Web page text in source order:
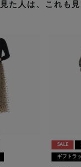
た人は、これも
SALE
ギフトラ